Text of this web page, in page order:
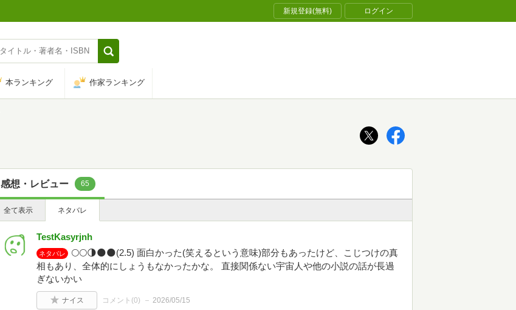
新規登録(無料) ログイン
本ランキング 作家ランキング
感想・レビュー 65
全て表示 ネタバレ
TestKasyrjnh
ネタバレ
🌕️🌕️🌗🌑🌑(2.5) 面白かった(笑えるという意味)部分もあったけど、こじつけの真
相もあり、全体的にしょうもなかったかな。 直接関係ない宇宙人や他の小説の話が長過
ぎないかい
ナイス コメント(0) 2026/05/15